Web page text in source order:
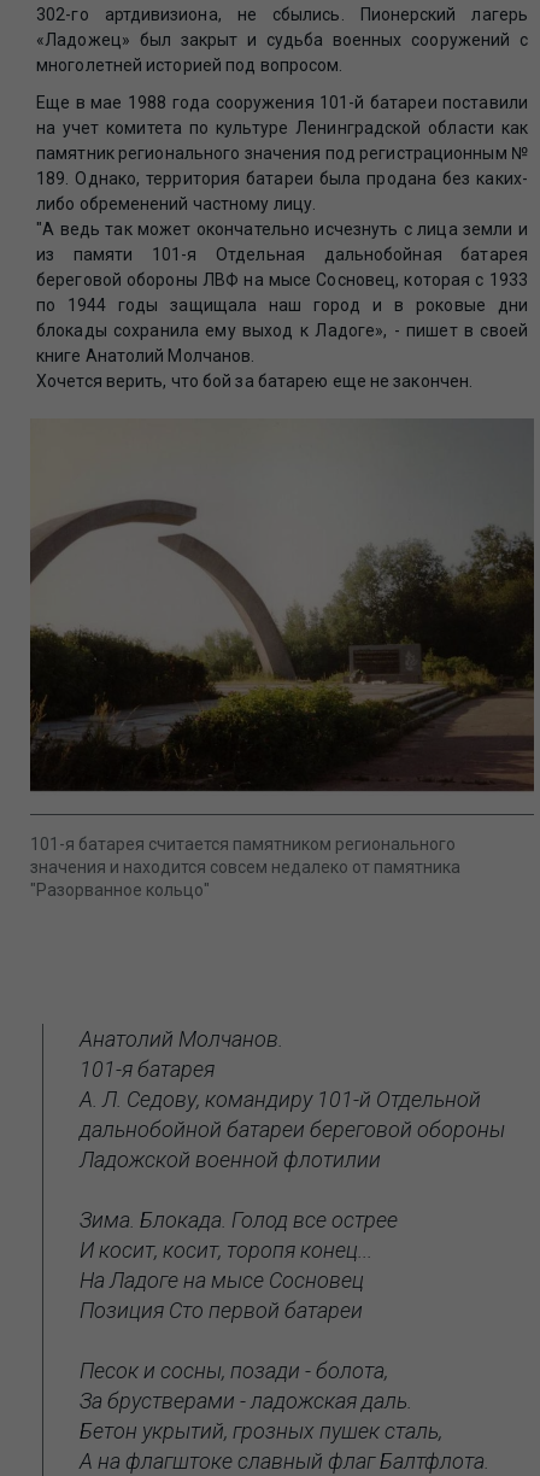
302-го артдивизиона, не сбылись. Пионерский лагерь
«Ладожец» был закрыт и судьба военных сооружений с
многолетней историей под вопросом.
Еще в мае 1988 года сооружения 101-й батареи поставили
на учет комитета по культуре Ленинградской области как
памятник регионального значения под регистрационным №
189. Однако, территория батареи была продана без каких-
либо обременений частному лицу.
"А ведь так может окончательно исчезнуть с лица земли и
из памяти 101-я Отдельная дальнобойная батарея
береговой обороны ЛВФ на мысе Сосновец, которая с 1933
по 1944 годы защищала наш город и в роковые дни
блокады сохранила ему выход к Ладоге», - пишет в своей
книге Анатолий Молчанов.
Хочется верить, что бой за батарею еще не закончен.
101-я батарея считается памятником регионального
значения и находится совсем недалеко от памятника
"Разорванное кольцо"
Анатолий Молчанов.
101-я батарея
А. Л. Седову, командиру 101-й Отдельной
дальнобойной батареи береговой обороны
Ладожской военной флотилии
Зима. Блокада. Голод все острее
И косит, косит, торопя конец...
На Ладоге на мысе Сосновец
Позиция Сто первой батареи
Песок и сосны, позади - болота,
За брустверами - ладожская даль.
Бетон укрытий, грозных пушек сталь,
А на флагштоке славный флаг Балтфлота.